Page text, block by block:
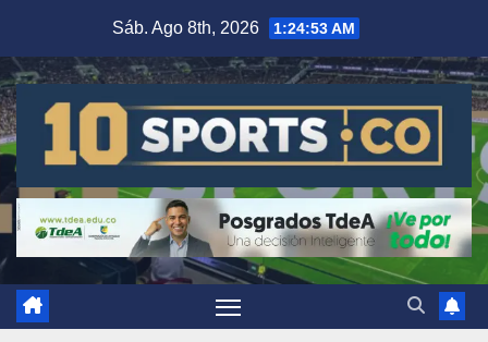
Sáb. Ago 8th, 2026 1:24:54 AM